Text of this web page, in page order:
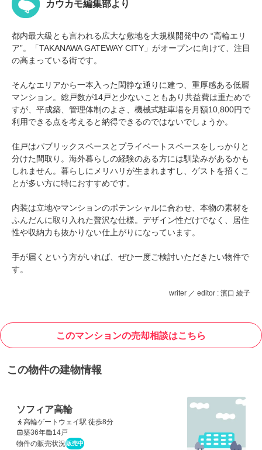
カウカモ編集部より
都内最大級とも言われる広大な敷地を大規模開発中の “高輪エリ
ア”。「TAKANAWA GATEWAY CITY」がオープンに向けて、注目
の高まっている街です。
そんなエリアから一本入った閑静な通りに建つ、重厚感ある低層
マンション。総戸数が14戸と少ないこともあり共益費は重ためで
すが、平成築、管理体制のよさ、機械式駐車場を月額10,800円で
利用できる点を考えると納得できるのではないでしょうか。
住戸はパブリックスペースとプライベートスペースをしっかりと
分けた間取り。海外暮らしの経験のある方には馴染みがあるかも
しれません。暮らしにメリハリが生まれますし、ゲストを招くこ
とが多い方に特におすすめです。
内装は立地やマンションのポテンシャルに合わせ、本物の素材を
ふんだんに取り入れた贅沢な仕様。デザイン性だけでなく、居住
性や収納力も抜かりない仕上がりになっています。
手が届くという方がいれば、ぜひ一度ご検討いただきたい物件で
す。
writer ／ editor : 濱口 綾子
このマンションの売却相談はこちら
この物件の建物情報
ソフィア高輪
高輪ゲートウェイ駅 徒歩8分
築36年
14戸
物件の販売状況販売中